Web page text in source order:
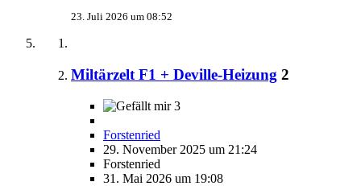
23. Juli 2026 um 08:52
Miltärzelt F1 + Deville-Heizung 2
3
Forstenried
29. November 2025 um 21:24
Forstenried
31. Mai 2026 um 19:08